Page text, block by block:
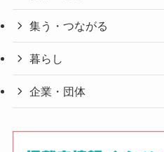
集う・つながる
暮らし
企業・団体